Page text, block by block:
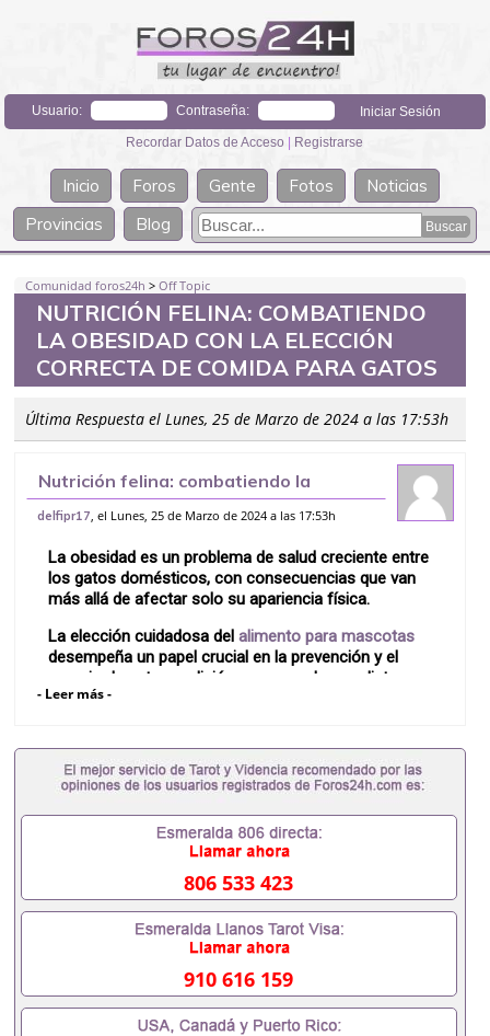
Usuario: Contraseña:
Recordar Datos de Acceso | Registrarse
Inicio Foros Gente Fotos
Noticias
Provincias
Blog
Comunidad foros24h >Off Topic
NUTRICIÓN FELINA: COMBATIENDO
LA OBESIDAD CON LA ELECCIÓN
CORRECTA DE COMIDA PARA GATOS
Última Respuesta el Lunes, 25 de Marzo de 2024 a las 17:53h
Nutrición felina: combatiendo la
obesidad con la elección correcta de
delfipr17 , el Lunes, 25 de Marzo de 2024 a las 17:53h
La obesidad es un problema de salud creciente entre
los gatos domésticos, con consecuencias que van
más allá de afectar solo su apariencia física.
La elección cuidadosa delalimento para mascotas
desempeña un papel crucial en la prevención y el
manejo de esta condición, asegurando una dieta
equilibrada que satisfaga las necesidades
- Leer más -
806 533 423
910 616 159